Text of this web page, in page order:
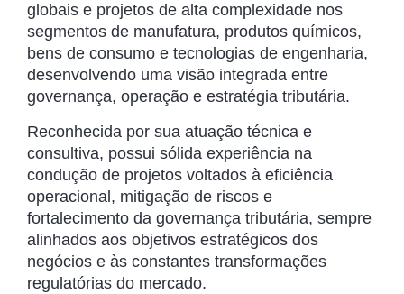
globais e projetos de alta complexidade nos
segmentos de manufatura, produtos químicos,
bens de consumo e tecnologias de engenharia,
desenvolvendo uma visão integrada entre
governança, operação e estratégia tributária.
Reconhecida por sua atuação técnica e
consultiva, possui sólida experiência na
condução de projetos voltados à eficiência
operacional, mitigação de riscos e
fortalecimento da governança tributária, sempre
alinhados aos objetivos estratégicos dos
negócios e às constantes transformações
regulatórias do mercado.